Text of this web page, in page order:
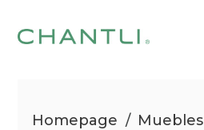
Homepage / Muebles